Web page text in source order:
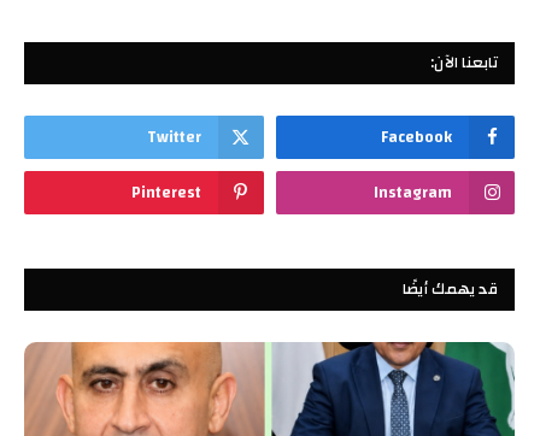
تابعنا الآن:
Facebook
Twitter
Instagram
Pinterest
قد يهمك أيضًا